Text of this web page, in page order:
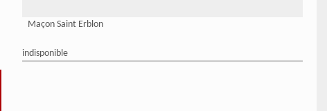
Maçon Saint Erblon
indisponible